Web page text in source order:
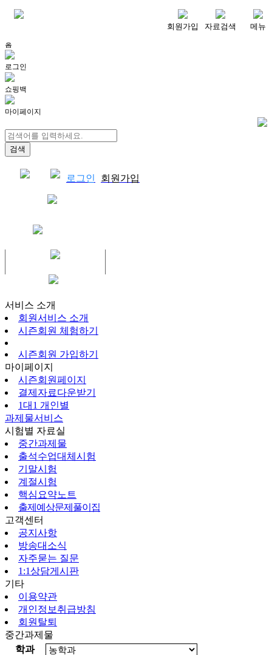
회원가입 자료검색 메뉴
홈
로그인
쇼핑백
마이페이지
로그인 회원가입
서비스 소개
회원서비스 소개
시즌회원 체험하기
시즌회원 가입하기
마이페이지
시즌회원페이지
결제자료다운받기
1대1 개인별
과제물서비스
시험별 자료실
중간과제물
출석수업대체시험
기말시험
계절시험
핵심요약노트
출제예상문제풀이집
고객센터
공지사항
방송대소식
자주묻는 질문
1:1상담게시판
기타
이용약관
개인정보취급방침
회원탈퇴
중간과제물
학과